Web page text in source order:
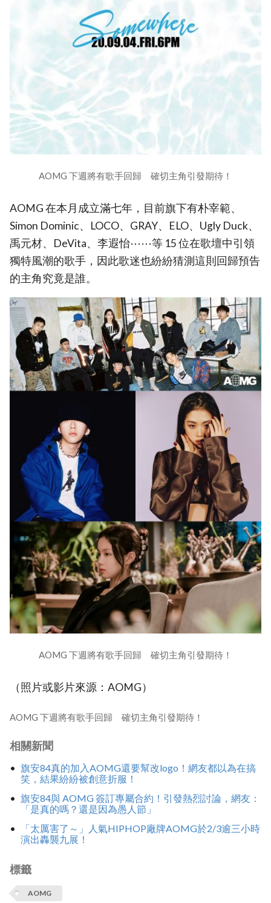
AOMG 下週將有歌手回歸 確切主角引發期待！
AOMG 在本月成立滿七年，目前旗下有朴宰範、
Simon Dominic、LOCO、GRAY、ELO、Ugly Duck、
禹元材、DeVita、李遐怡⋯⋯等 15 位在歌壇中引領
獨特風潮的歌手，因此歌迷也紛紛猜測這則回歸預告
的主角究竟是誰。
AOMG 下週將有歌手回歸 確切主角引發期待！
（照片或影片來源：AOMG）
AOMG 下週將有歌手回歸 確切主角引發期待！
相關新聞
旗安84真的加入AOMG還要幫改logo！網友都以為在搞
笑，結果紛紛被創意折服！
旗安84與 AOMG 簽訂專屬合約！引發熱烈討論，網友：
「是真的嗎？還是因為愚人節」
「太厲害了～」人氣HIPHOP廠牌AOMG於2/3逾三小時
演出轟襲九展！
標籤
AOMG